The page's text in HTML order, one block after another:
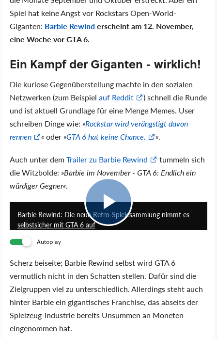
Spiel hat keine Angst vor Rockstars Open-World-
Giganten: Barbie Rewinderscheint am 12. November,
eine Woche vor GTA 6.
Ein Kampf der Giganten - wirklich!
Die kuriose Gegenüberstellung machte in den sozialen
Netzwerken (zum Beispiel auf Reddit
) schnell die Runde
und ist aktuell Grundlage für eine Menge Memes. User
schreiben Dinge wie: »Rockstar wird verängstigt davon
rennen
«oder»GTA 6 hat keine Chance. «.
Auch unter demTrailer zu Barbie Rewind
tummeln sich
die Witzbolde: »Barbie im November - GTA 6: Endlich ein
würdiger Gegner«.
Barbie Rewind: Die neue Retro-Spielesammlung nimmt es
selbstsicher mit GTA 6 auf
Autoplay
Scherz beiseite; Barbie Rewind selbst wird GTA 6
vermutlich nicht in den Schatten stellen. Dafür sind die
Zielgruppen viel zu unterschiedlich. Allerdings steht auch
hinter Barbie ein gigantisches Franchise, das abseits der
Spielzeug-Industrie bereits Unsummen an Moneten
eingenommen hat.